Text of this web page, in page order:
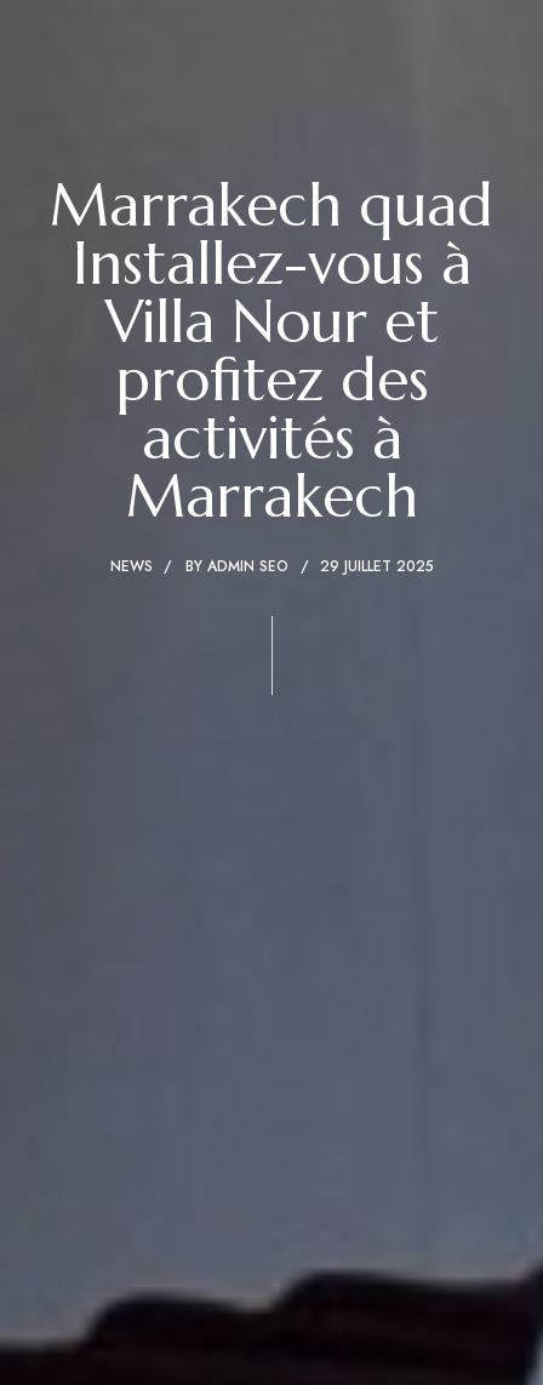
Marrakech quad
Installez-vous à
Villa Nour et
profitez des
activités à
Marrakech
NEWS BY ADMIN SEO 29 JUILLET 2025